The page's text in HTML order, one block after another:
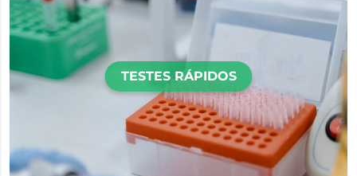
TESTES RÁPIDOS